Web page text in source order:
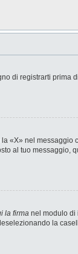
di registrarti prima
«X» nel messaggio
al tuo messaggio,
la firma nel modulo di
la